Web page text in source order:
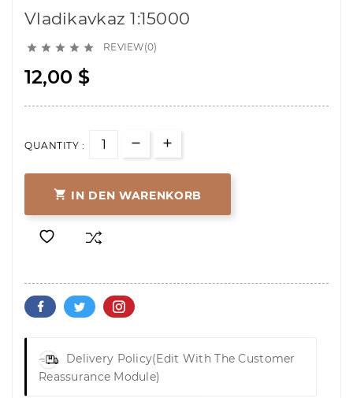
Vladikavkaz 1:15000
     REVIEW(0)
12,00 $
QUANTITY :
 IN DEN WARENKORB
Delivery Policy(edit With The Customer
Reassurance Module)